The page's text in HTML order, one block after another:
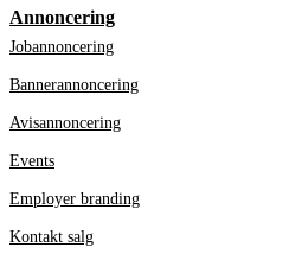
Annoncering
Jobannoncering
Bannerannoncering
Avisannoncering
Events
Employer branding
Kontakt salg